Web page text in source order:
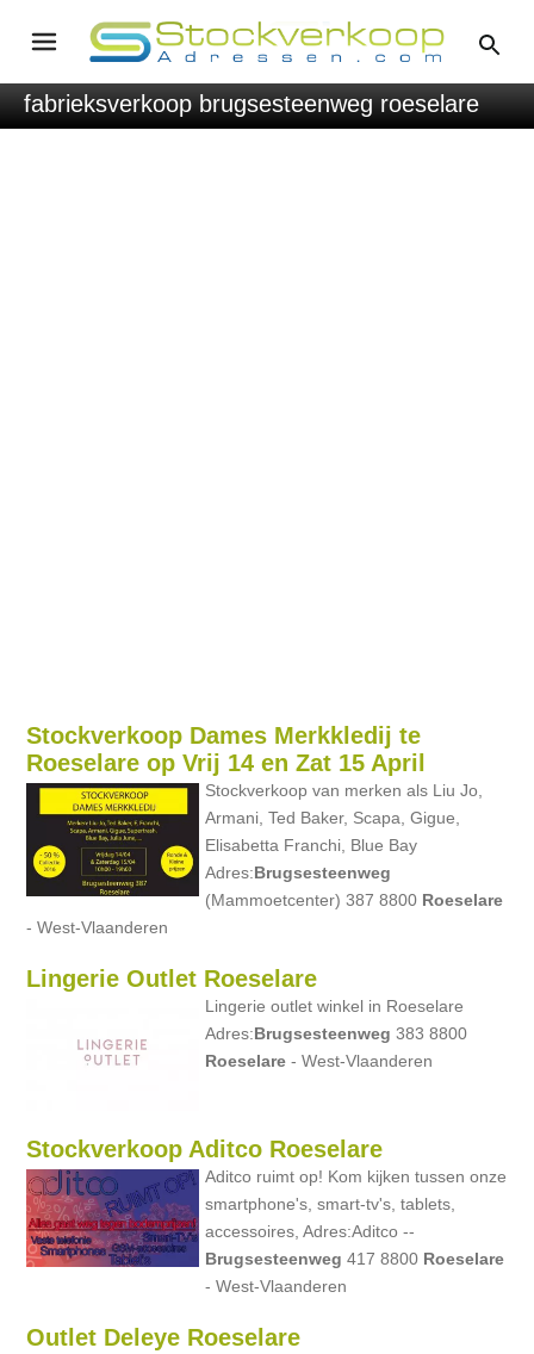
fabrieksverkoop brugsesteenweg roeselare
Stockverkoop Dames Merkkledij te
Roeselare op Vrij 14 en Zat 15 April
Stockverkoop van merken als Liu Jo,
Armani, Ted Baker, Scapa, Gigue,
Elisabetta Franchi, Blue Bay
Adres:Brugsesteenweg
(Mammoetcenter) 387 8800 Roeselare
- West-Vlaanderen
Lingerie Outlet Roeselare
Lingerie outlet winkel in Roeselare
Adres:Brugsesteenweg 383 8800
Roeselare - West-Vlaanderen
Stockverkoop Aditco Roeselare
Aditco ruimt op! Kom kijken tussen onze
smartphone's, smart-tv's, tablets,
accessoires, Adres:Aditco --
Brugsesteenweg 417 8800 Roeselare
- West-Vlaanderen
Outlet Deleye Roeselare